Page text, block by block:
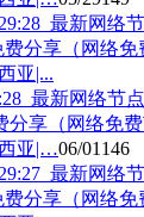
最新网络
享（网络免费
亚|…06/01 146